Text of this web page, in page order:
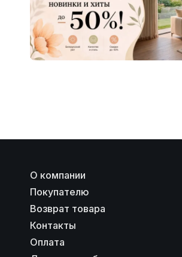
О компании
Покупателю
Возврат товара
Контакты
Оплата